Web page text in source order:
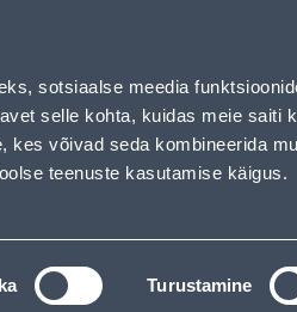
sotsiaalse meedia
selle kohta, kuidas meie saiti
võivad seda kombineerida
teenuste kasutamise käigus.
Turustamine
Logi
TÖÖRIISTALAENUTUS